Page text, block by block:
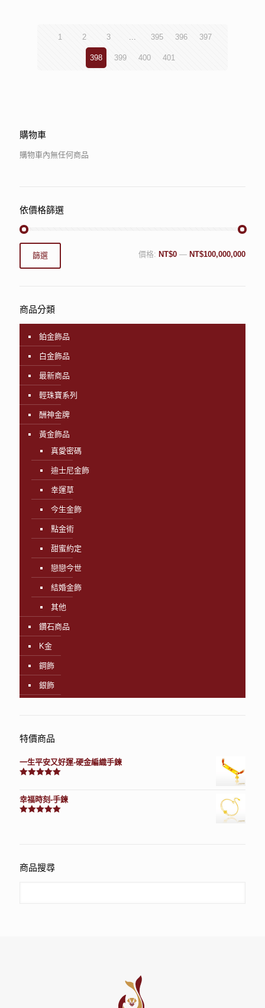
1 2 3 395 396 397
398 399 400 401
購物車
購物車內無任何商品
依價格篩選
篩選 價格: NT$0 — NT$100,000,000
商品分類
鉑金飾品
白金飾品
最新商品
輕珠寶系列
酬神金牌
黃金飾品
真愛密碼
迪士尼金飾
幸運草
今生金飾
點金術
甜蜜約定
戀戀今世
結婚金飾
其他
鑽石商品
K金
鋼飾
銀飾
特價商品
一生平安又好運-硬金編織手鍊
幸福時刻-手鍊
商品搜尋